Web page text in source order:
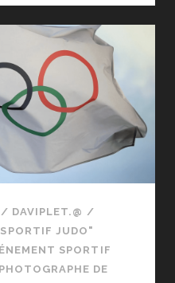
ATHLETES
RUSSES
/ DAVIPLET.@ /
JUDO"
SPORTIF
DE